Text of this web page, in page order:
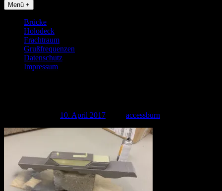
Menü +
Brücke
Holodeck
Frachtraum
Grußfrequenzen
Datenschutz
Impressum
10. April 2017 accessburn